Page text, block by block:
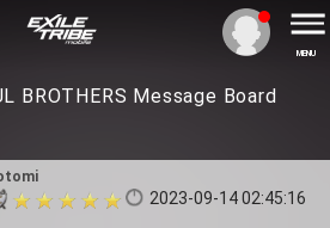
MENU
BROTHERS Message Board
2023-09-14 02:45:16